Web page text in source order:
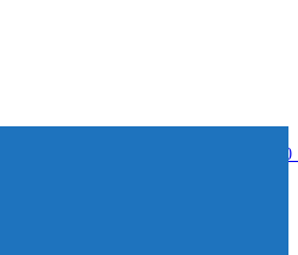
หุ้นกู้เกินเป้าหมาย ระดมทุนสำเร็จ